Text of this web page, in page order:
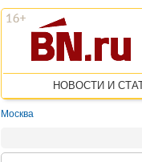
НОВОСТИ И
Москва